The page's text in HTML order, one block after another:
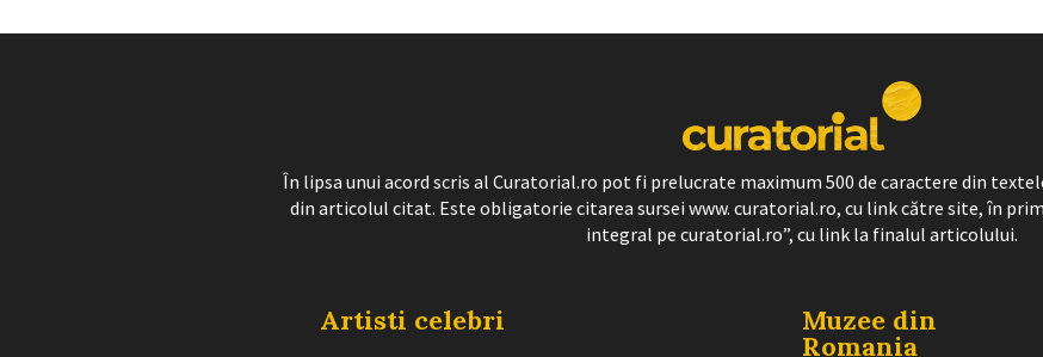
În lipsa unui acord scris al Curatorial.ro pot fi prelucrate maximum 500 de caractere din
din articolul citat. Este obligatorie citarea sursei www. curatorial.ro, cu link către site, în
integral pe curatorial.ro”, cu link la finalul articolului.
Artisti celebri Muzee din
Romania